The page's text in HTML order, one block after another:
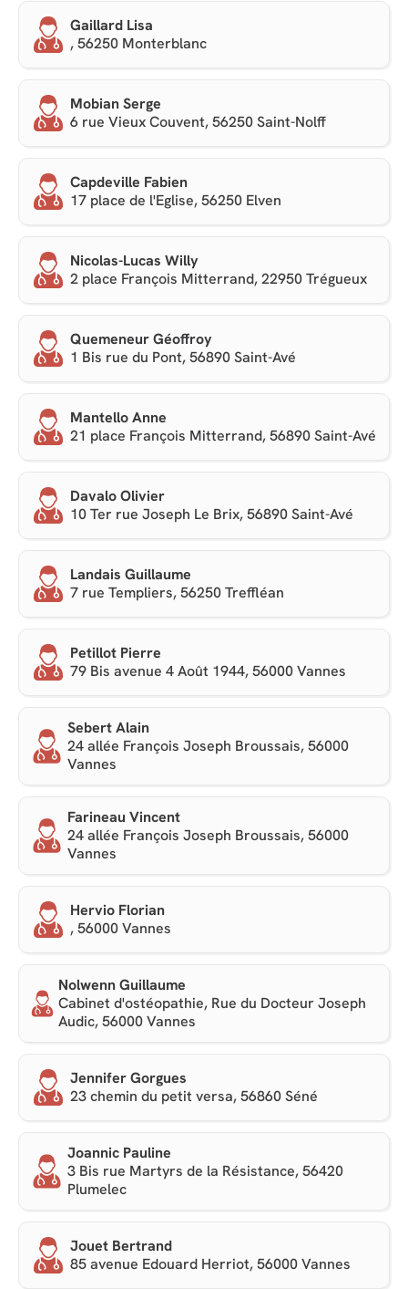
Gaillard Lisa
, 56250 Monterblanc
Mobian Serge
6 rue Vieux Couvent, 56250 Saint-Nolff
Capdeville Fabien
17 place de l'Eglise, 56250 Elven
Nicolas-Lucas Willy
2 place François Mitterrand, 22950 Trégueux
Quemeneur Géoffroy
1 Bis rue du Pont, 56890 Saint-Avé
Mantello Anne
21 place François Mitterrand, 56890 Saint-Avé
Davalo Olivier
10 Ter rue Joseph Le Brix, 56890 Saint-Avé
Landais Guillaume
7 rue Templiers, 56250 Treffléan
Petillot Pierre
79 Bis avenue 4 Août 1944, 56000 Vannes
Sebert Alain
24 allée François Joseph Broussais, 56000
Vannes
Farineau Vincent
24 allée François Joseph Broussais, 56000
Vannes
Hervio Florian
, 56000 Vannes
Nolwenn Guillaume
Cabinet d'ostéopathie, Rue du Docteur Joseph
Audic, 56000 Vannes
Jennifer Gorgues
23 chemin du petit versa, 56860 Séné
Joannic Pauline
3 Bis rue Martyrs de la Résistance, 56420
Plumelec
Jouet Bertrand
85 avenue Edouard Herriot, 56000 Vannes